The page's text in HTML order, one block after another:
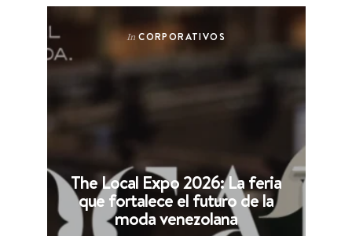
In CORPORATIVOS
The Local Expo 2026: La feria
que fortalece el futuro de la
moda venezolana